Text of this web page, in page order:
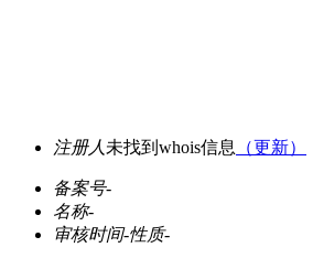
注册人 未找到whois信息 （更新）
备案号-
名称-
审核时间-性质-